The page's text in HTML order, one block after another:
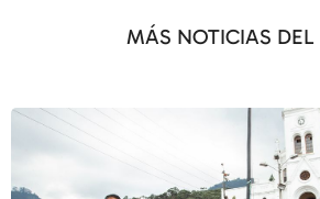
MÁS NOTICIAS DEL